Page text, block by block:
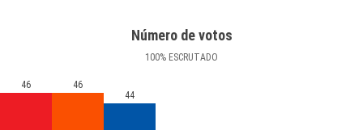
Número de votos
100% ESCRUTADO
46
46
44